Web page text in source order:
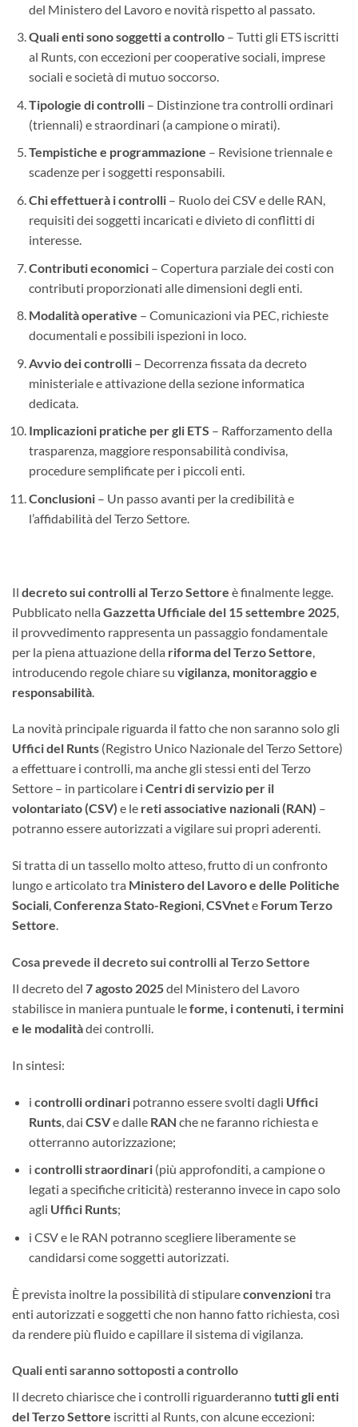
del Ministero del Lavoro e novità rispetto al passato.
Quali enti sono soggetti a controllo– Tutti gli ETS iscritti
al Runts, con eccezioni per cooperative sociali, imprese
sociali e società di mutuo soccorso.
Tipologie di controlli– Distinzione tra controlli ordinari
(triennali) e straordinari (a campione o mirati).
Tempistiche e programmazione – Revisione triennale e
scadenze per i soggetti responsabili.
Chi effettuerà i controlli– Ruolo dei CSV e delle RAN,
requisiti dei soggetti incaricati e divieto di conflitti di
interesse.
Contributi economici– Copertura parziale dei costi con
contributi proporzionati alle dimensioni degli enti.
Modalità operative – Comunicazioni via PEC, richieste
documentali e possibili ispezioni in loco.
Avvio dei controlli– Decorrenza fissata da decreto
ministeriale e attivazione della sezione informatica
dedicata.
Implicazioni pratiche per gli ETS – Rafforzamento della
trasparenza, maggiore responsabilità condivisa,
procedure semplificate per i piccoli enti.
Conclusioni– Un passo avanti per la credibilità e
l’affidabilità del Terzo Settore.
Il decreto sui controlli al Terzo Settore è finalmente legge.
Pubblicato nella Gazzetta Ufficiale del 15 settembre 2025
il provvedimento rappresenta un passaggio fondamentale
per la piena attuazione della riforma del Terzo Settore
introducendo regole chiare su vigilanza, monitoraggio e
responsabilità
La novità principale riguarda il fatto che non saranno solo gli
Uffici del Runts (Registro Unico Nazionale del Terzo Settore)
a effettuare i controlli, ma anche gli stessi enti del Terzo
Settore – in particolare i Centri di servizio per il
volontariato (CSV) e le reti associative nazionali (RAN) –
potranno essere autorizzati a vigilare sui propri aderenti.
Si tratta di un tassello molto atteso, frutto di un confronto
lungo e articolato tra Ministero del Lavoro e delle Politiche
Sociali,Conferenza Stato-Regioni,CSVnete Forum Terzo
Settore.
Cosa prevede il decreto sui controlli al Terzo Settore
Il decreto del 7 agosto 2025del Ministero del Lavoro
stabilisce in maniera puntuale leforme, i contenuti, i termini
e le modalitàdei controlli.
In sintesi:
i controlli ordinaripotranno essere svolti dagli Uffici
Runts, dai CSVe dalle RAN che ne faranno richiesta e
otterranno autorizzazione;
i controlli straordinari(più approfonditi, a campione o
legati a specifiche criticità) resteranno invece in capo solo
agli Uffici Runts;
i CSV e le RAN potranno scegliere liberamente se
candidarsi come soggetti autorizzati.
È prevista inoltre la possibilità di stipulareconvenzionitra
enti autorizzati e soggetti che non hanno fatto richiesta, così
da rendere più fluido e capillare il sistema di vigilanza.
Quali enti saranno sottoposti a controllo
Il decreto chiarisce che i controlli riguarderannotutti gli enti
del Terzo Settore iscritti al Runts, con alcune eccezioni: